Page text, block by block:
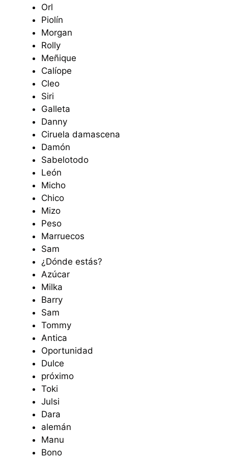
Orl
Piolín
Morgan
Rolly
Meñique
Calíope
Cleo
Siri
Galleta
Danny
Ciruela damascena
Damón
Sabelotodo
León
Micho
Chico
Mizo
Peso
Marruecos
Sam
¿Dónde estás?
Azúcar
Milka
Barry
Sam
Tommy
Antica
Oportunidad
Dulce
próximo
Toki
Julsi
Dara
alemán
Manu
Bono